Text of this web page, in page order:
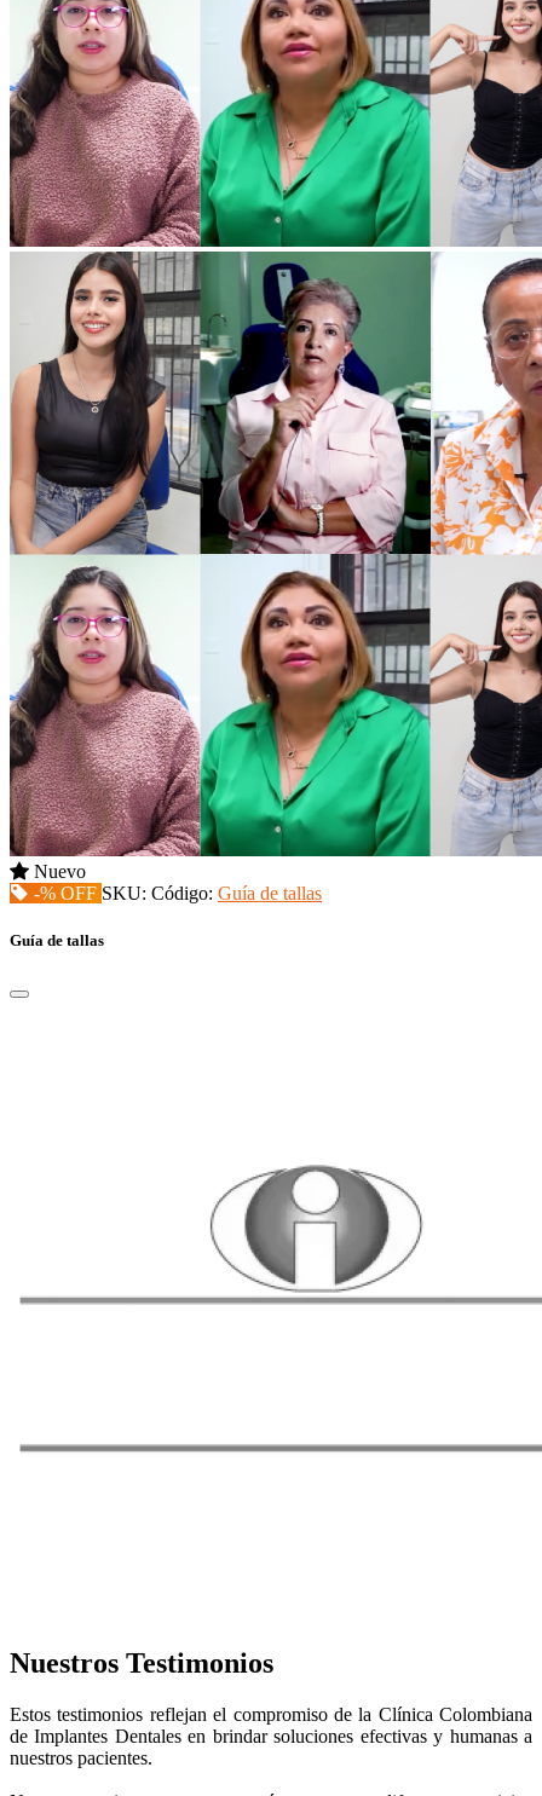
Nuevo
-% OFF SKU: Código: Guía de tallas
Guía de tallas
Nuestros Testimonios
Estos testimonios reflejan el compromiso de la Clínica Colombiana
de Implantes Dentales en brindar soluciones efectivas y humanas a
nuestros pacientes.